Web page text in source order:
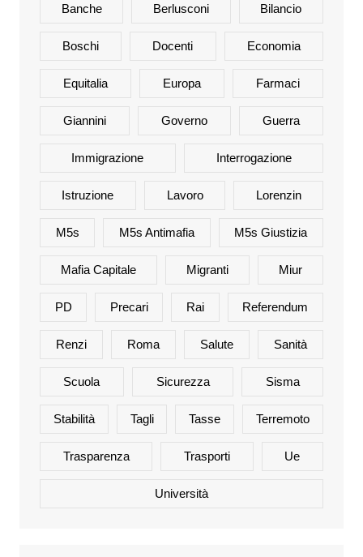
Banche Berlusconi Bilancio
Boschi Docenti Economia
Equitalia Europa Farmaci
Giannini Governo Guerra
Immigrazione Interrogazione
Istruzione Lavoro Lorenzin
M5s M5s Antimafia M5s Giustizia
Mafia Capitale Migranti Miur
PD Precari Rai Referendum
Renzi Roma Salute Sanità
Scuola Sicurezza Sisma
Stabilità Tagli Tasse Terremoto
Trasparenza Trasporti Ue
Università